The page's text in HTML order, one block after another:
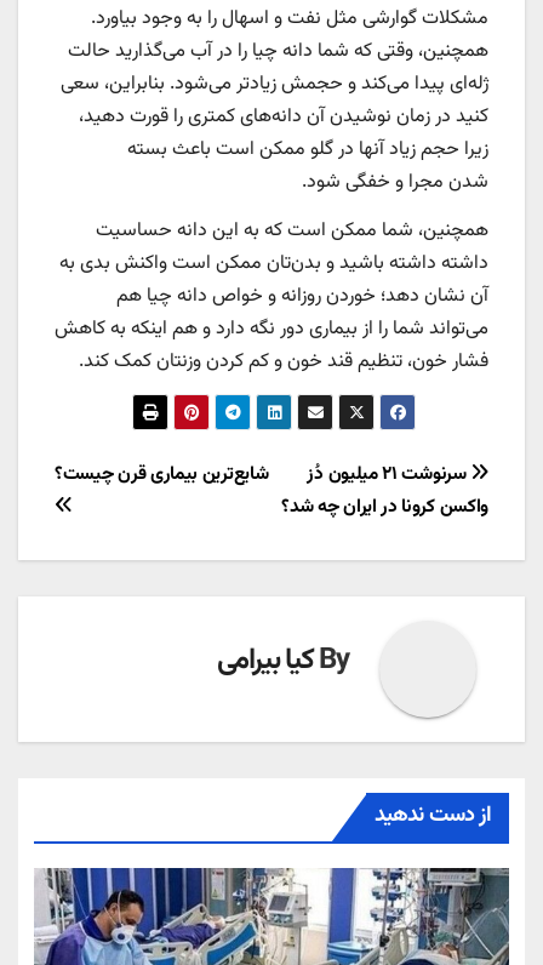
مشکلات گوارشی مثل نفت و اسهال را به وجود بیاورد.
همچنین، وقتی که شما دانه چیا را در آب می‌گذارید حالت
ژله‌ای پیدا می‌کند و حجمش زیادتر می‌شود. بنابراین، سعی
کنید در زمان نوشیدن آن دانه‌های کمتری را قورت دهید،
زیرا حجم زیاد آنها در گلو ممکن است باعث بسته
شدن مجرا و خفگی شود.
همچنین، شما ممکن است که به این دانه حساسیت
داشته داشته باشید و بدن‌تان ممکن است واکنش بدی به
آن نشان دهد؛ خوردن روزانه و خواص دانه چیا هم
می‌تواند شما را از بیماری دور نگه دارد و هم اینکه به کاهش
فشار خون، تنظیم قند خون و کم کردن وزنتان کمک کند.
راهبری
نوشته
شایع‌ترین بیماری قرن چیست؟
سرنوشت ۲۱ میلیون دُز
واکسن کرونا در ایران چه شد؟
Byکیا بیرامی
از دست ندهید